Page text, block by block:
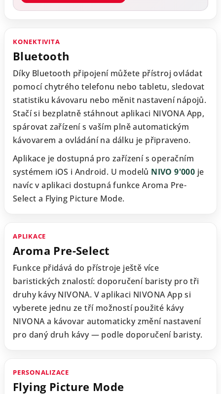
KONEKTIVITA
Bluetooth
Díky Bluetooth připojení můžete přístroj ovládat
pomocí chytrého telefonu nebo tabletu, sledovat
statistiku kávovaru nebo měnit nastavení nápojů.
Stačí si bezplatně stáhnout aplikaci NIVONA App,
spárovat zařízení s vaším plně automatickým
kávovarem a ovládání na dálku je připraveno.
Aplikace je dostupná pro zařízení s operačním
systémem iOS i Android. U modelů NIVO 9'000 je
navíc v aplikaci dostupná funkce Aroma Pre-
Select a Flying Picture Mode.
APLIKACE
Aroma Pre-Select
Funkce přidává do přístroje ještě více
baristických znalostí: doporučení baristy pro tři
druhy kávy NIVONA. V aplikaci NIVONA App si
vyberete jednu ze tří možností použité kávy
NIVONA a kávovar automaticky změní nastavení
pro daný druh kávy — podle doporučení baristy.
PERSONALIZACE
Flying Picture Mode